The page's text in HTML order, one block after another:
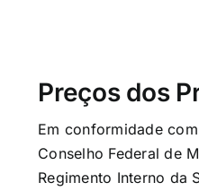
Preços dos
Em conformidade
Conselho Federal de
Regimento Interno da